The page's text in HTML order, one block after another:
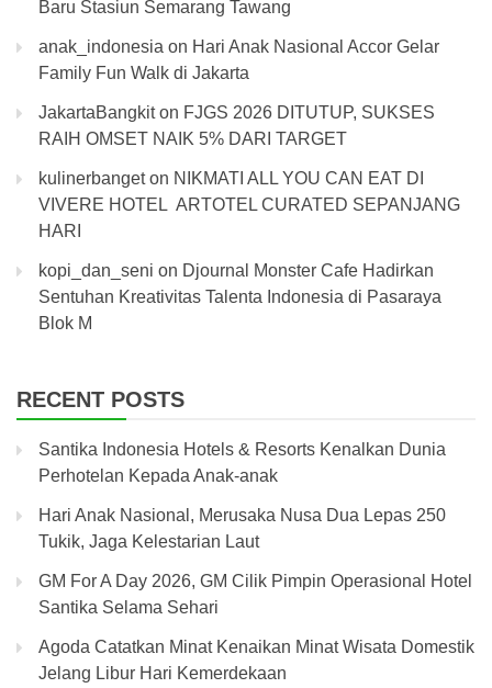
Baru Stasiun Semarang Tawang
anak_indonesia on Hari Anak Nasional Accor Gelar
Family Fun Walk di Jakarta
JakartaBangkiton FJGS 2026 DITUTUP, SUKSES
RAIH OMSET NAIK 5% DARI TARGET
kulinerbangeton NIKMATI ALL YOU CAN EAT DI
VIVERE HOTEL ARTOTEL CURATED SEPANJANG
HARI
kopi_dan_seni on Djournal Monster Cafe Hadirkan
Sentuhan Kreativitas Talenta Indonesia di Pasaraya
Blok M
RECENT POSTS
Santika Indonesia Hotels & Resorts Kenalkan Dunia
Perhotelan Kepada Anak-anak
Hari Anak Nasional, Merusaka Nusa Dua Lepas 250
Tukik, Jaga Kelestarian Laut
GM For A Day 2026, GM Cilik Pimpin Operasional Hotel
Santika Selama Sehari
Agoda Catatkan Minat Kenaikan Minat Wisata Domestik
Jelang Libur Hari Kemerdekaan